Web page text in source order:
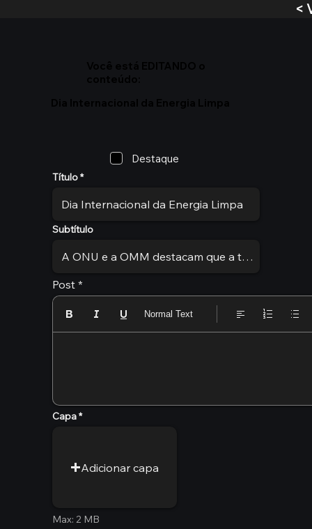
Destaque
Título
Subtítulo
Post
Normal Text
Capa
Adicionar capa
Max: 2 MB
<